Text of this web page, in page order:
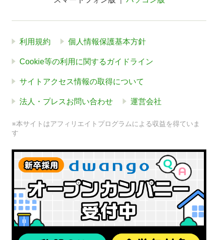
利用規約 個人情報保護基本方針
Cookie等の利用に関するガイドライン
サイトアクセス情報の取得について
法人・プレスお問い合わせ 運営会社
※本サイトはアフィリエイトプログラムによる収益を得ていま
す